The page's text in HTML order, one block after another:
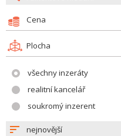
Cena
Plocha
všechny inzeráty
realitní kancelář
soukromý inzerent
nejnovější